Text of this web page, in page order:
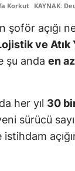
Korkut KAYNAK:
şoför açığı
ve
şu anda en
her yıl 30
sürücü